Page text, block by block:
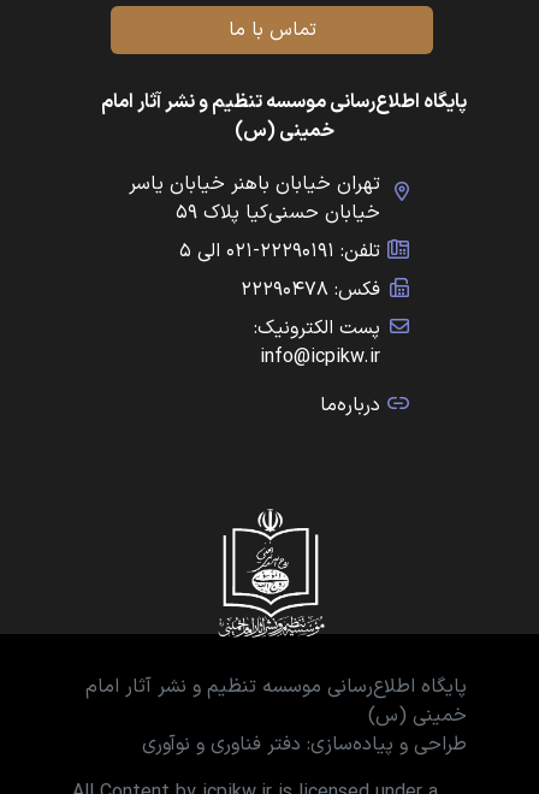
تماس با ما
پایگاه اطلاع‌رسانی موسسه تنظیم و نشر آثار امام
خمینی (س)
تهران خیابان باهنر خیابان یاسر
خیابان حسنی‌کیا پلاک ۵۹
تلفن: ۲۲۲۹۰۱۹۱-۰۲۱ الی ۵
فکس: ۲۲۲۹۰۴۷۸
پست الکترونیک:
info@icpikw.ir
درباره‌ما
پایگاه اطلاع‌رسانی موسسه تنظیم و نشر آثار امام
خمینی (س)
طراحی و پیاده‌سازی: دفتر فناوری و نوآوری